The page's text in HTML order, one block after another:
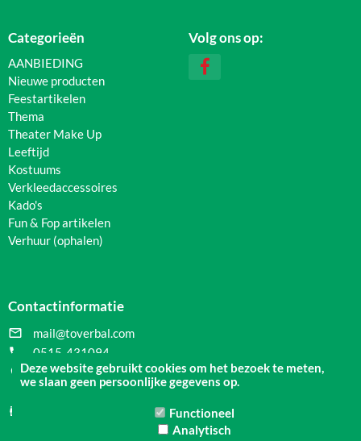
Categorieën
AANBIEDING
Nieuwe producten
Feestartikelen
Thema
Theater Make Up
Leeftijd
Kostuums
Verkleedaccessoires
Kado's
Fun & Fop artikelen
Verhuur (ophalen)
Volg ons op:
Contactinformatie

mail@toverbal.com

0515-431094

Nauwe Noorderhorne 1
8601 CW Sneek

KvK Nummer 01047305
Deze website gebruikt cookies om het bezoek te meten,
we slaan geen persoonlijke gegevens op.
Functioneel
Analytisch